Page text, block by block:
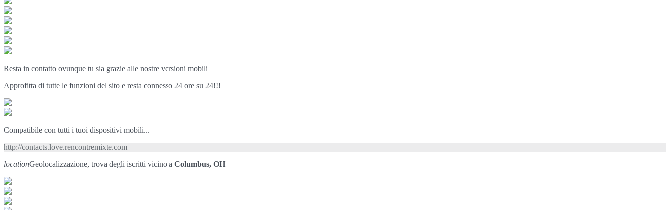
Resta in contatto ovunque tu sia grazie alle nostre versioni mobili
Approfitta di tutte le funzioni del sito e resta connesso 24 ore su 24!!!
Compatibile con tutti i tuoi dispositivi mobili...
http://contacts.love.rencontremixte.com
locationGeolocalizzazione, trova degli iscritti vicino a Columbus, OH